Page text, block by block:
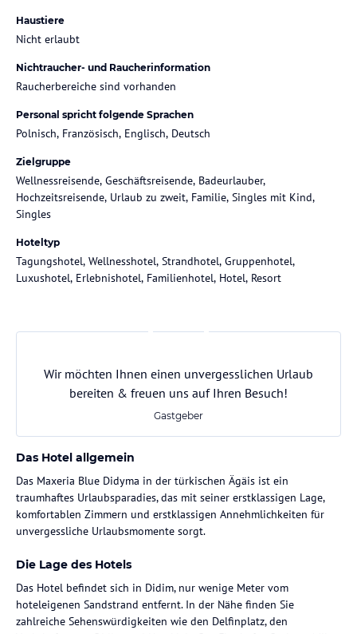
Haustiere
Nicht erlaubt
Nichtraucher- und Raucherinformation
Raucherbereiche sind vorhanden
Personal spricht folgende Sprachen
Polnisch, Französisch, Englisch, Deutsch
Zielgruppe
Wellnessreisende, Geschäftsreisende, Badeurlauber,
Hochzeitsreisende, Urlaub zu zweit, Familie, Singles mit Kind,
Singles
Hoteltyp
Tagungshotel, Wellnesshotel, Strandhotel, Gruppenhotel,
Luxushotel, Erlebnishotel, Familienhotel, Hotel, Resort
Wir möchten Ihnen einen unvergesslichen Urlaub
bereiten & freuen uns auf Ihren Besuch!
Gastgeber
Das Hotel allgemein
Das Maxeria Blue Didyma in der türkischen Ägäis ist ein
traumhaftes Urlaubsparadies, das mit seiner erstklassigen Lage,
komfortablen Zimmern und erstklassigen Annehmlichkeiten für
unvergessliche Urlaubsmomente sorgt.
Die Lage des Hotels
Das Hotel befindet sich in Didim, nur wenige Meter vom
hoteleigenen Sandstrand entfernt. In der Nähe finden Sie
zahlreiche Sehenswürdigkeiten wie den Delfinplatz, den